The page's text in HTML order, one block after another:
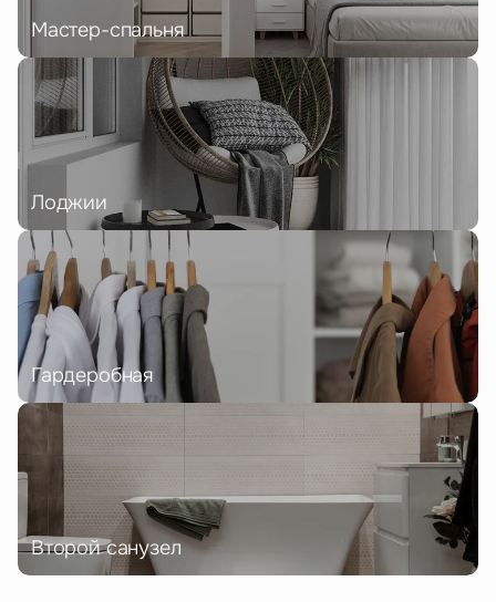
Мастер-спальня
Лоджии
Гардеробная
Второй санузел